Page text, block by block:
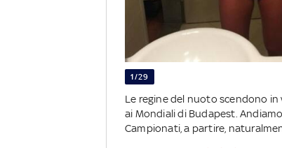
1/29
Le regine del nuoto scendono
ai Mondiali di Budapest.
Campionati, a partire,